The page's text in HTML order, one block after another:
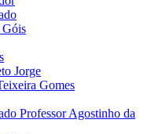
Jorge
Gomes
Professor Agostinho da